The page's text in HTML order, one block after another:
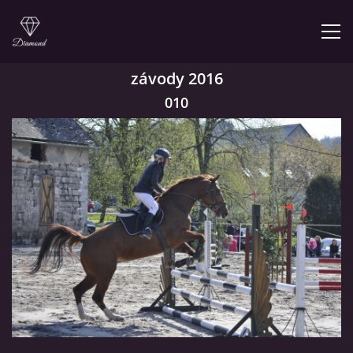
NABÍZÍME
PRODEJNA JEZDECKÝCH POTŘEB
FOTOALBUM
KONTAKT
KONĚ JK MIRA
závody 2016
010